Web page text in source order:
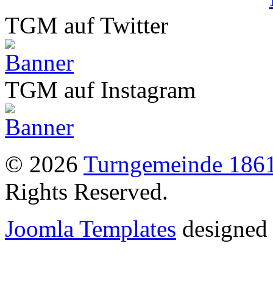
TGM auf Twitter
TGM auf Instagram
© 2026 Turngemeinde
Rights Reserved.
Joomla Templates